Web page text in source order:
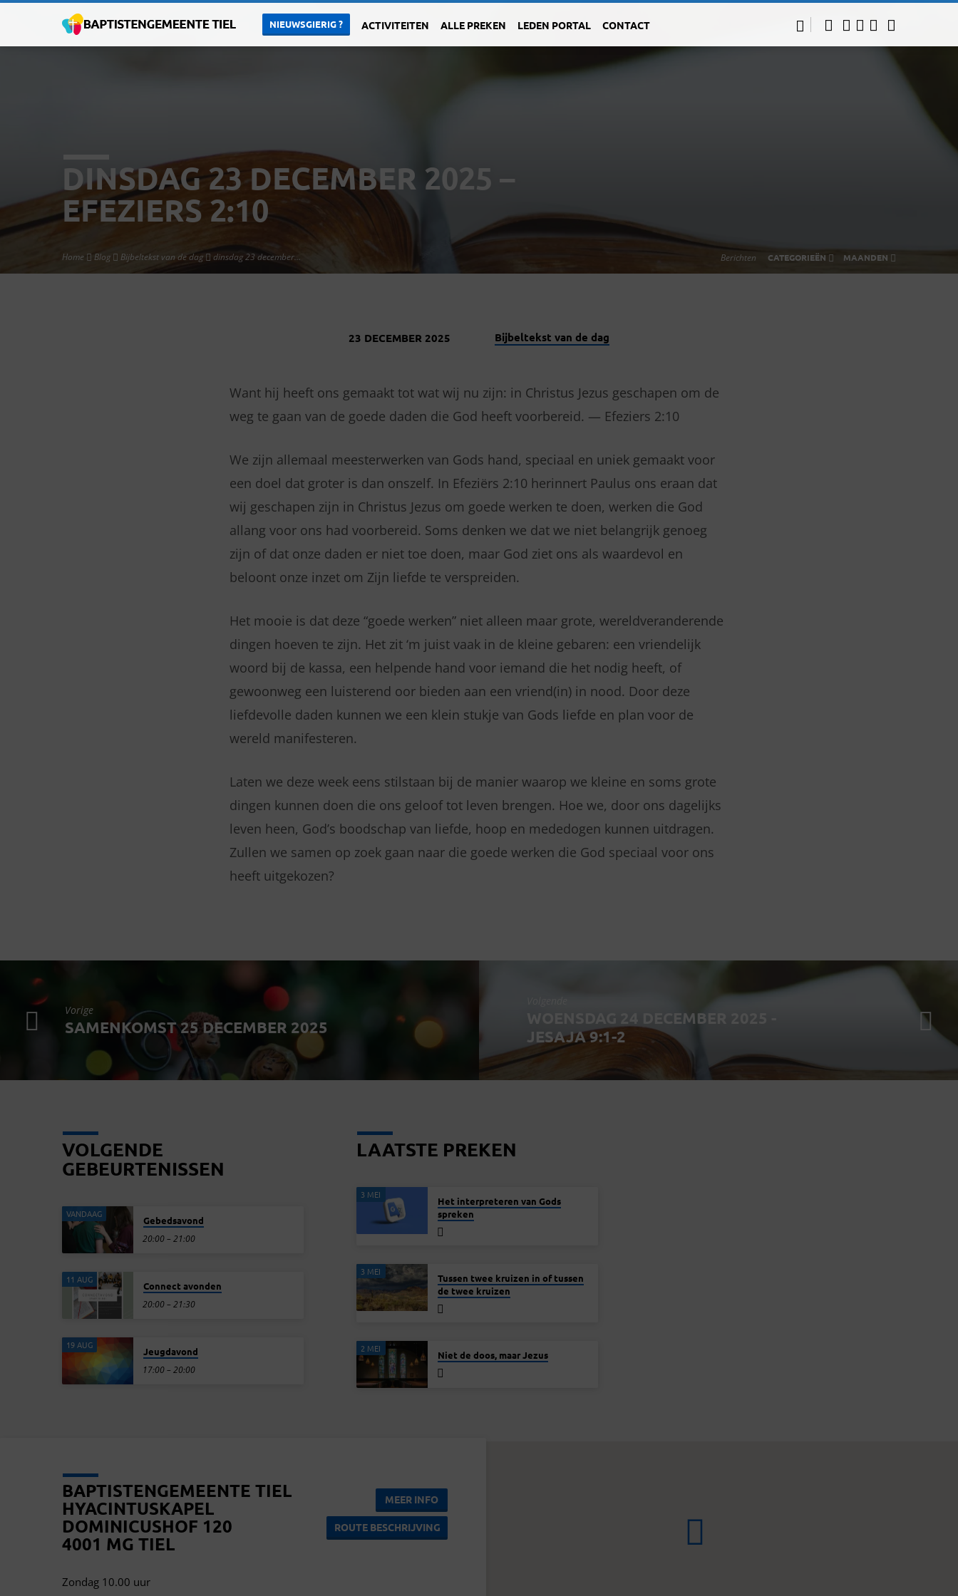
NIEUWSGIERIG ? ACTIVITEITEN ALLE PREKEN LEDEN PORTAL CONTACT
DINSDAG 23 DECEMBER 2025 –
EFEZIERS 2:10
Home Blog Bijbeltekst van de dag dinsdag 23 december… Berichten CATEGORIEËN MAANDEN
23 DECEMBER 2025 Bijbeltekst van de dag
Want hij heeft ons gemaakt tot wat wij nu zijn: in Christus Jezus geschapen om de
weg te gaan van de goede daden die God heeft voorbereid. — Efeziers 2:10
We zijn allemaal meesterwerken van Gods hand, speciaal en uniek gemaakt voor
een doel dat groter is dan onszelf. In Efeziërs 2:10 herinnert Paulus ons eraan dat
wij geschapen zijn in Christus Jezus om goede werken te doen, werken die God
allang voor ons had voorbereid. Soms denken we dat we niet belangrijk genoeg
zijn of dat onze daden er niet toe doen, maar God ziet ons als waardevol en
beloont onze inzet om Zijn liefde te verspreiden.
Het mooie is dat deze “goede werken” niet alleen maar grote, wereldveranderende
dingen hoeven te zijn. Het zit ‘m juist vaak in de kleine gebaren: een vriendelijk
woord bij de kassa, een helpende hand voor iemand die het nodig heeft, of
gewoonweg een luisterend oor bieden aan een vriend(in) in nood. Door deze
liefdevolle daden kunnen we een klein stukje van Gods liefde en plan voor de
wereld manifesteren.
Laten we deze week eens stilstaan bij de manier waarop we kleine en soms grote
dingen kunnen doen die ons geloof tot leven brengen. Hoe we, door ons dagelijks
leven heen, God’s boodschap van liefde, hoop en mededogen kunnen uitdragen.
Zullen we samen op zoek gaan naar die goede werken die God speciaal voor ons
heeft uitgekozen?
Vorige
SAMENKOMST 25 DECEMBER 2025
WOENSDAG 24 DECEMBER 2025 -
JESAJA 9:1-2
VOLGENDE
GEBEURTENISSEN
VANDAAG
Gebedsavond
20:00 – 21:00
11 AUG
Connect avonden
20:00 – 21:30
19 AUG
Jeugdavond
17:00 – 20:00
LAATSTE PREKEN
3 MEI
Het interpreteren van Gods
spreken
3 MEI
Tussen twee kruizen in of tussen
de twee kruizen
2 MEI
Niet de doos, maar Jezus
BAPTISTENGEMEENTE TIEL
HYACINTUSKAPEL
DOMINICUSHOF 120
4001 MG TIEL
MEER INFO
ROUTE BESCHRIJVING
Zondag 10.00 uur